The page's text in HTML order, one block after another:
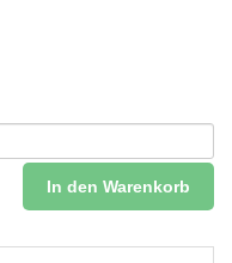
In den Warenkorb